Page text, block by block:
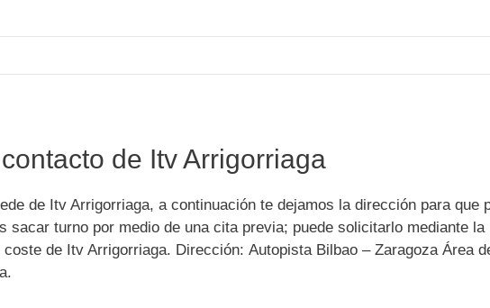
de Itv Arrigorriaga
de Itv Arrigorriaga, a continuación te dejamos la dirección para que
sacar turno por medio de una cita previa; puede solicitarlo mediante la
de Itv Arrigorriaga. Dirección: Autopista Bilbao – Zaragoza Área